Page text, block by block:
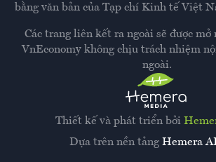
Thiết kế và phát triển bởi
Dựa trên nền tảng Hemera
bằng văn bản của Tạp chí Kinh tế Việt
Các trang liên kết ra ngoài sẽ được mở
VnEconomy không chịu trách nhiệm
ngoài.